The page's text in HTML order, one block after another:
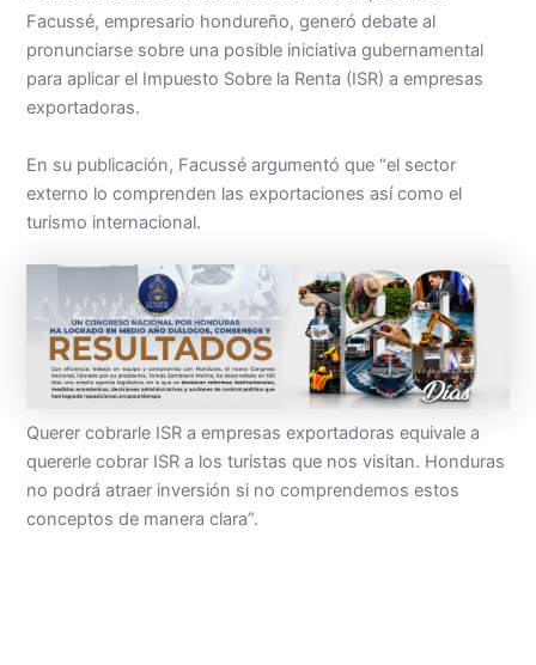
Facussé, empresario hondureño, generó debate al
pronunciarse sobre una posible iniciativa gubernamental
para aplicar el Impuesto Sobre la Renta (ISR) a empresas
exportadoras.
En su publicación, Facussé argumentó que “el sector
externo lo comprenden las exportaciones así como el
turismo internacional.
Querer cobrarle ISR a empresas exportadoras equivale a
quererle cobrar ISR a los turistas que nos visitan. Honduras
no podrá atraer inversión si no comprendemos estos
conceptos de manera clara”.